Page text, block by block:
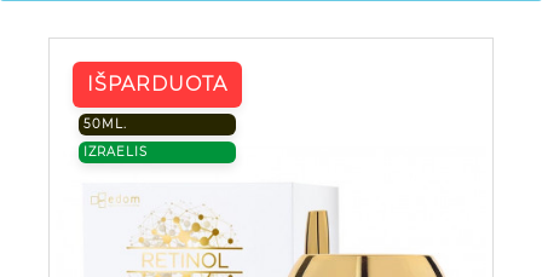
IŠPARDUOTA
50ML.
IZRAELIS